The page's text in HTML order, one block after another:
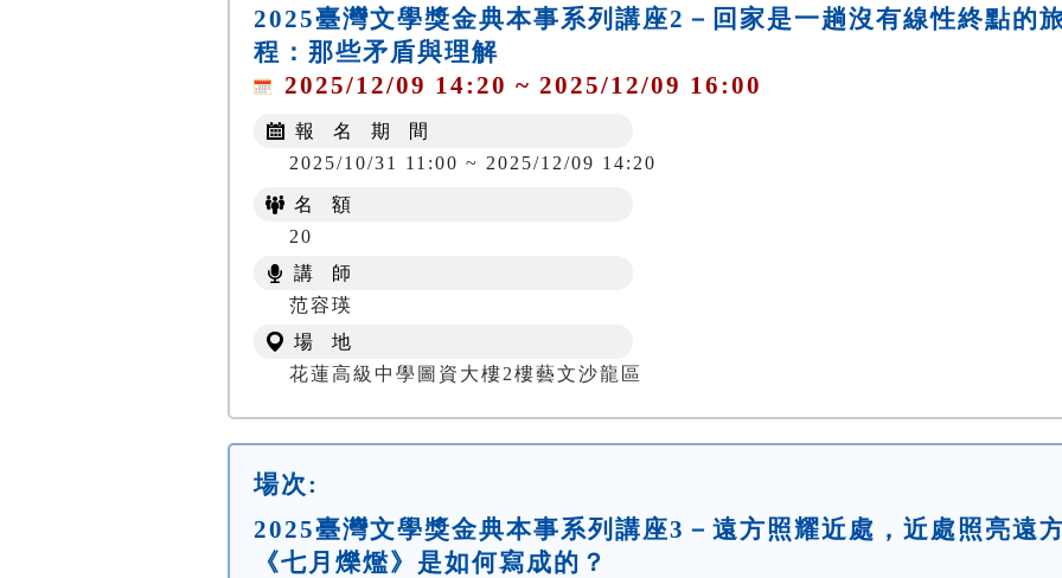
2025臺灣文學獎金典本事系列講座2－回家是一趟沒有線性終點的
程：那些矛盾與理解
2025/12/09 14:20 ~ 2025/12/09 16:00
報 名 期 間
2025/10/31 11:00 ~ 2025/12/09 14:20
名 額
20
講 師
范容瑛
場 地
花蓮高級中學圖資大樓2樓藝文沙龍區
場次:
2025臺灣文學獎金典本事系列講座3－遠方照耀近處，近處照亮遠
《七月爍爁》是如何寫成的？